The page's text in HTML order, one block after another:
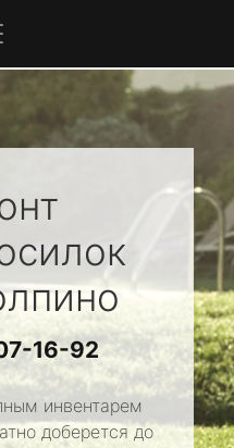
16-92
инвентарем
доберется до